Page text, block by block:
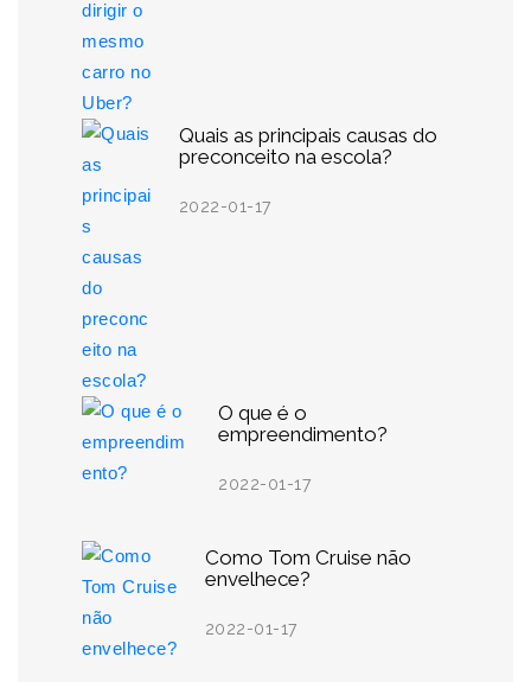
Quais as principais causas do
preconceito na escola?
2022-01-17
O que é o
empreendimento?
2022-01-17
Como Tom Cruise não
envelhece?
2022-01-17